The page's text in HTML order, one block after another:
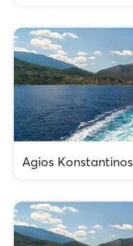
Agios Konstantinos